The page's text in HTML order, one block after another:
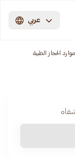
عربي
الحجاز الطبية